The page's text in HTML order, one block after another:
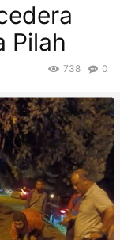
Pilah
0
738